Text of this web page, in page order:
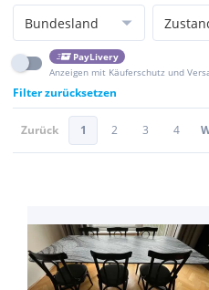
Bundesland
PayLivery
Anzeigen mit Käuferschutz und
Filter zurücksetzen
Zurück 1 2 3 4